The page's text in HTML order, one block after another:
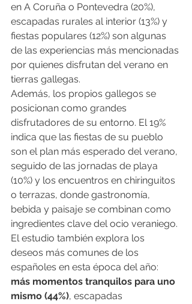
en A Coruña o Pontevedra (20%),
escapadas rurales al interior (13%) y
fiestas populares (12%) son algunas
de las experiencias más mencionadas
por quienes disfrutan del verano en
tierras gallegas.
Además, los propios gallegos se
posicionan como grandes
disfrutadores de su entorno. El 19%
indica que las fiestas de su pueblo
son el plan más esperado del verano,
seguido de las jornadas de playa
(10%) y los encuentros en chiringuitos
o terrazas, donde gastronomía,
bebida y paisaje se combinan como
ingredientes clave del ocio veraniego.
El estudio también explora los
deseos más comunes de los
españoles en esta época del año:
más momentos tranquilos para uno
mismo (44%), escapadas